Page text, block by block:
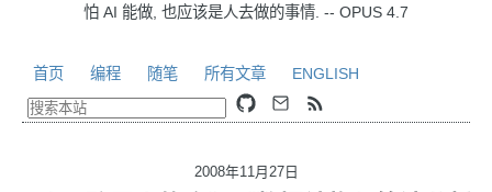
怕 AI 能做, 也应该是人去做的事情. -- OPUS 4.7
首页 编程 随笔 所有文章 ENGLISH
2008年11月27日